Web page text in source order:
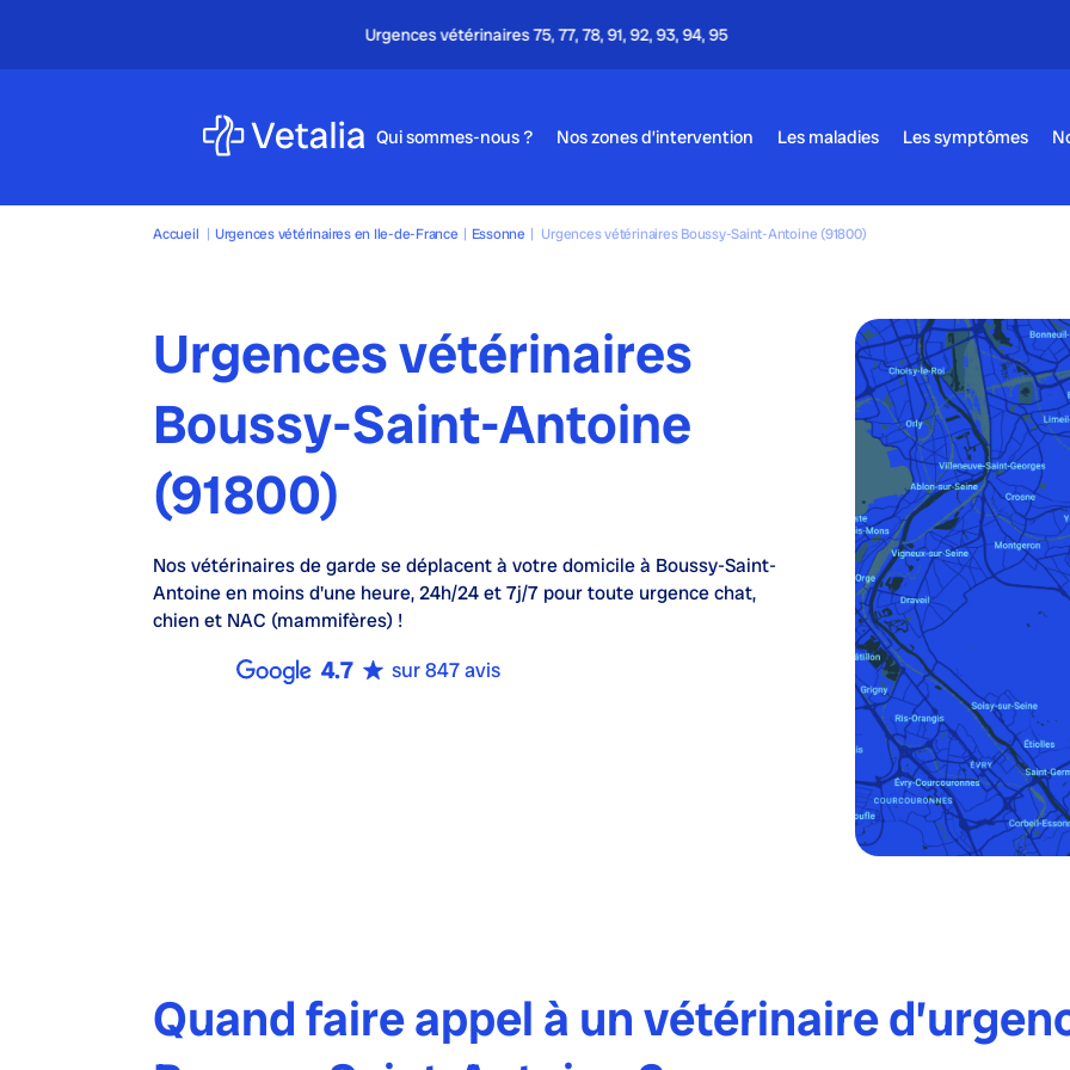
Qui sommes-nous ? Nos zones d’intervention Les maladies Les symptômes
Accueil | Urgences vétérinaires en Ile-de-France | Essonne | Urgences vétérinaires Boussy-Saint-Antoine (91800)
Urgences vétérinaires
Boussy-Saint-Antoine
(91800)
Nosvétérinaires de gardese déplacent à votre domicile à Boussy-Saint-
Antoine en moins d'une heure,24h/24 et 7j/7 pour toute urgence chat,
chien et NAC (mammifères) !
4.7 sur 847 avis
Quand faire appel à un vétérinaire